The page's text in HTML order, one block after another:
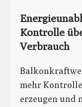
Kontrolle
Verbrauch
mehr
erzeugen und